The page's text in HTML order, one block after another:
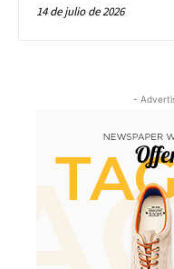
14 de julio de 2026
-